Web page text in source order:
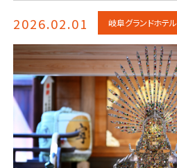
2026.02.01 岐阜グランドホテル